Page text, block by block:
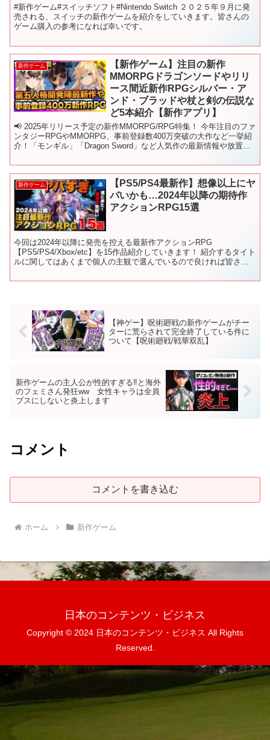
#新作ゲーム#スイッチソフト#Nintendo Switch ２０２５年９月に発
売される、スイッチの新作ゲームを紹介をしていきます。皆さんの
ゲーム購入の参考になれば幸いです。
新作ゲーム
【新作ゲーム】注目の新作
MMORPGドラゴンソードやリリ
ース間近新作RPGシルバー・ア
ンド・ブラッドや杖と剣の伝説な
ど5本紹介【新作アプリ】
📢 2025年リリース予定の新作MMORPG/RPG特集！ 今年注目のファ
ンタジーRPGやMMORPG、事前登録数400万突破の大作など一挙紹
介！「モンギル」「Dragon Sword」など人気作の最新情報や放置系
新作ゲーム
【PS5/PS4最新作】想像以上にヤ
バいかも…2024年以降の期待作
アクションRPG15選
今回は2024年以降に発売を控える最新作アクションRPG
【PS5/PS4/Xbox/etc】を15作品紹介していきます！ 紹介するタイト
ルに関してはあくまで個人の主観で選んでいるので良ければ皆さん
【神ゲー】呪術廻戦の新作ゲームがチー
ターに荒らされて完全終了している件に
ついて【呪術廻戦/戦華双乱】
新作ゲームの主人公が性的すぎる‼と海外
のフェミさん発狂ww 女性キャラは全員
ブスにしないと炎上します
コメント
コメントを書き込む
ホーム 新作ゲーム
日本のコンテンツ・ビジネス
Copyright © 2024 日本のコンテンツ・ビジネス All Rights
Reserved.